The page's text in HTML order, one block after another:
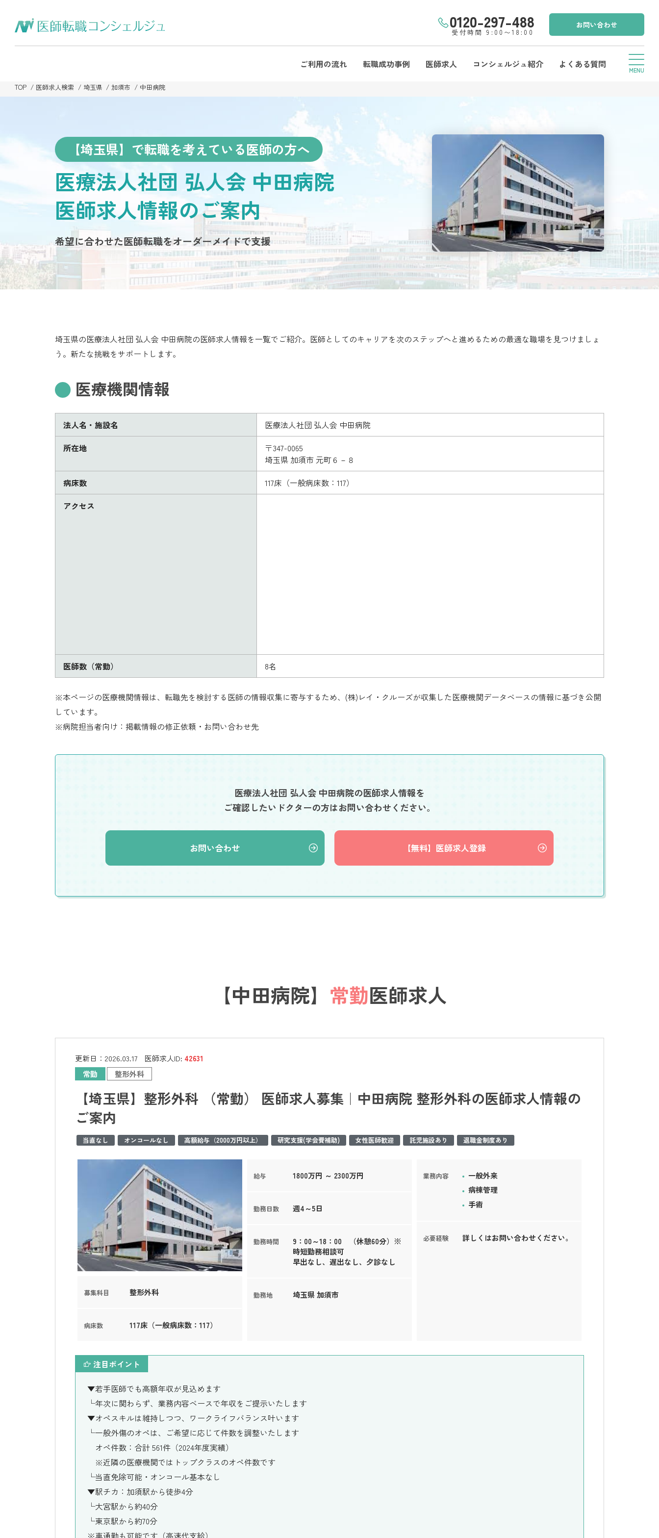
0120-297-488
受付時間 9:00〜18:00
お問い合わせ
ご利用の流れ 転職成功事例 医師求人 コンシェルジュ紹介 よくある質問
TOP 医師求人検索 埼玉県 加須市 中田病院
【埼玉県】で転職を考えている医師の方へ
医療法人社団 弘人会 中田病院
医師求人情報のご案内
希望に合わせた医師転職をオーダーメイドで支援
埼玉県の医療法人社団 弘人会 中田病院の医師求人情報を一覧でご紹介。医師としてのキャリアを次のステップへと進めるための最適な職場を見つけましょ
う。新たな挑戦をサポートします。
医療機関情報
法人名・施設名
医療法人社団 弘人会 中田病院
所在地
〒347-0065
埼玉県 加須市 元町６－８
病床数
117床（一般病床数：117）
アクセス
医師数（常勤） 8名
※本ページの医療機関情報は、転職先を検討する医師の情報収集に寄与するため、(株)レイ・クルーズが収集した医療機関データベースの情報に基づき公開
しています。
※病院担当者向け：掲載情報の修正依頼・お問い合わせ先
医療法人社団 弘人会 中田病院の医師求人情報を
ご確認したいドクターの方はお問い合わせください。
お問い合わせ 【無料】医師求人登録
【中田病院】 常勤医師求人
更新日： 2026.03.17 医師求人ID: 42631
常勤
整形外科
【埼玉県】整形外科 （常勤） 医師求人募集｜中田病院 整形外科の医師求人情報の
ご案内
当直なし オンコールなし 高額給与（2000万円以上） 研究支援(学会費補助) 女性医師歓迎 託児施設あり 退職金制度あり
募集科目 整形外科
病床数 117床（一般病床数：117）
給与 1800万円 ～ 2300万円
勤務日数 週4～5日
勤務時間
9：00～18：00 （休憩60分）※
時短勤務相談可
早出なし、遅出なし、夕診なし
勤務地 埼玉県 加須市
業務内容
一般外来
病棟管理
手術
必要経験 詳しくはお問い合わせください。
注目ポイント
▼若手医師でも高額年収が見込めます
└年次に関わらず、業務内容ベースで年収をご提示いたします
▼オペスキルは維持しつつ、ワークライフバランス叶います
└一般外傷のオペは、ご希望に応じて件数を調整いたします
オペ件数：合計 561件（2024年度実績）
※近隣の医療機関ではトップクラスのオペ件数です
└当直免除可能・オンコール基本なし
▼駅チカ：加須駅から徒歩4分
└大宮駅から約40分
└東京駅から約70分
※車通勤も可能です（高速代支給）